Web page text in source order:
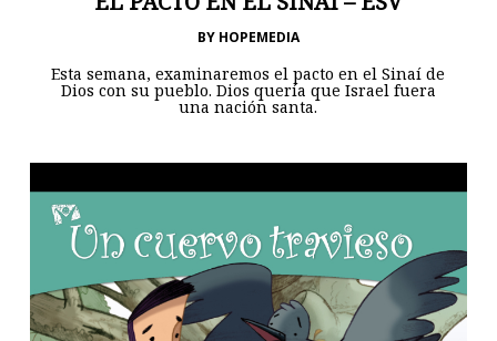
BY HOPEMEDIA
Esta semana, examinaremos el pacto en el Sinaí de
Dios con su pueblo. Dios quería que Israel fuera
una nación santa.